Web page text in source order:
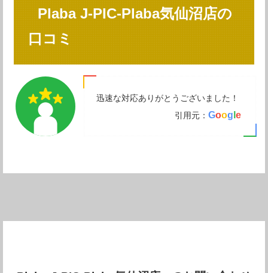
Plaba J-PIC-Plaba気仙沼店の
口コミ
迅速な対応ありがとうございました！
引用元： Goog e